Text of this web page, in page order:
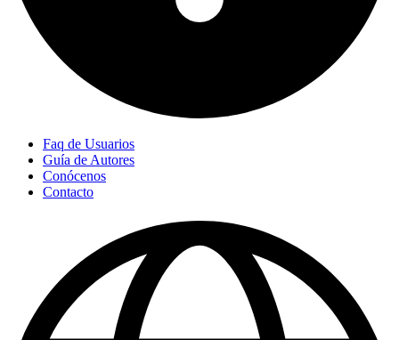
Faq de Usuarios
Guía de Autores
Conócenos
Contacto